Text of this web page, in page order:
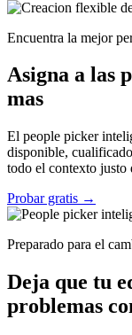
Encuentra la mejor
Asigna a las
mas
El people picker
disponible,
todo el contexto justo
Probar gratis →
Preparado para el
Deja que tu
problemas